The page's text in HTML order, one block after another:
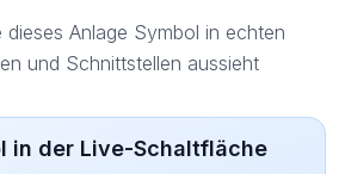
dieses Anlage Symbol in echten
und Schnittstellen aussieht
in der Live-Schaltfläche